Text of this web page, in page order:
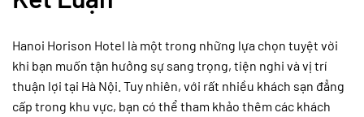
Hanoi Horison Hotel là một trong những lựa chọn tuyệt vời
khi bạn muốn tận hưởng sự sang trọng, tiện nghi và vị trí
thuận lợi tại Hà Nội. Tuy nhiên, với rất nhiều khách sạn đẳng
cấp trong khu vực, bạn có thể tham khảo thêm các khách